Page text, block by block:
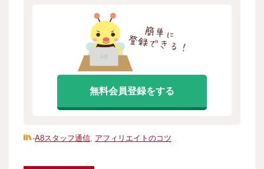
無料会員登録をする
-A8スタッフ通信, アフィリエイトのコツ